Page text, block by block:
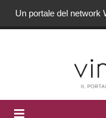
Un portale del network